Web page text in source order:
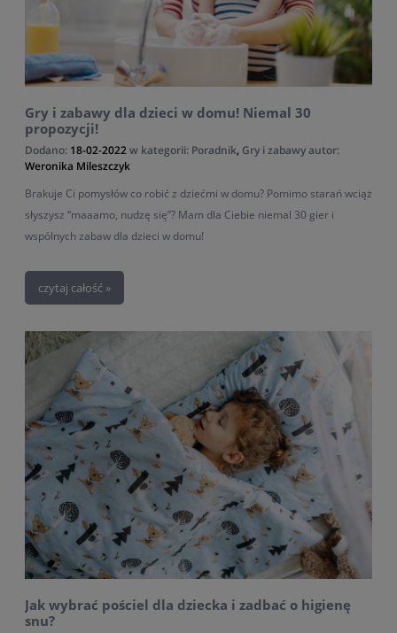
Gry i zabawy dla dzieci w domu! Niemal 30
propozycji!
Dodano: 18-02-2022w kategorii: Poradnik, Gry i zabawyautor:
Weronika Mileszczyk
Brakuje Ci pomysłów co robić z dziećmi w domu? Pomimo starań wciąż
słyszysz “maaamo, nudzę się”? Mam dla Ciebie niemal 30 gier i
wspólnych zabaw dla dzieci w domu!
czytaj całość »
Jak wybrać pościel dla dziecka i zadbać o higienę
snu?